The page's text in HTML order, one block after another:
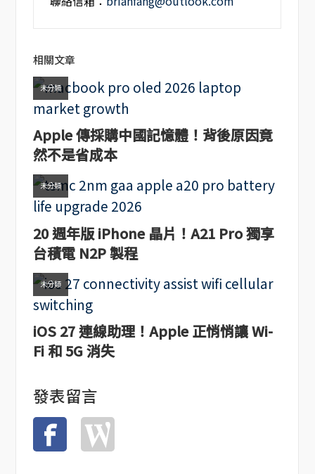
相關文章
未分類
Apple 傳採購中國記憶體！背後原因竟
然不是省成本
未分類
20 週年版 iPhone 晶片！A21 Pro 獨享
台積電 N2P 製程
未分類
iOS 27 連線助理！Apple 正悄悄讓 Wi-
Fi 和 5G 消失
發表留言